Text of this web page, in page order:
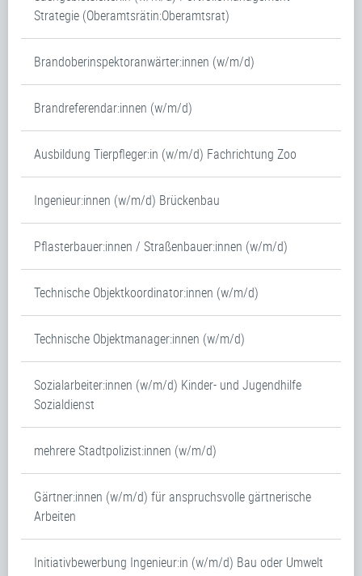
Strategie (Oberamtsrätin:Oberamtsrat)
Brandoberinspektoranwärter:innen (w/m/d)
Brandreferendar:innen (w/m/d)
Ausbildung Tierpfleger:in (w/m/d) Fachrichtung Zoo
Ingenieur:innen (w/m/d) Brückenbau
Pflasterbauer:innen / Straßenbauer:innen (w/m/d)
Technische Objektkoordinator:innen (w/m/d)
Technische Objektmanager:innen (w/m/d)
Sozialarbeiter:innen (w/m/d) Kinder- und Jugendhilfe
Sozialdienst
mehrere Stadtpolizist:innen (w/m/d)
Gärtner:innen (w/m/d) für anspruchsvolle gärtnerische
Arbeiten
Initiativbewerbung Ingenieur:in (w/m/d) Bau oder Umwelt